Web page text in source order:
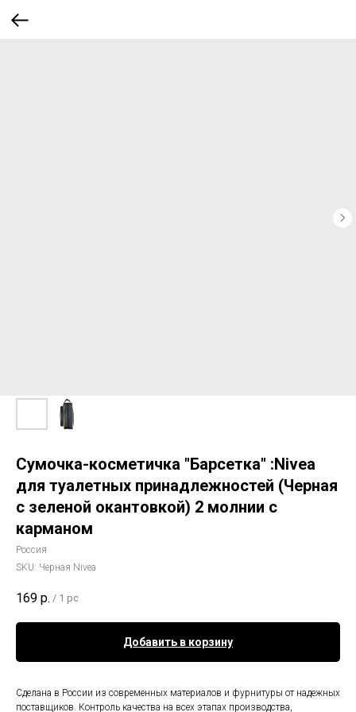
Сумочка-косметичка "Барсетка" :Nivea
для туалетных принадлежностей (Черная
с зеленой окантовкой) 2 молнии с
карманом
Россия
SKU: Черная Nivea
169 р. / 1 pc
Добавить в корзину
Сделана в России из современных материалов и фурнитуры от надежных
поставщиков. Контроль качества на всех этапах производства,